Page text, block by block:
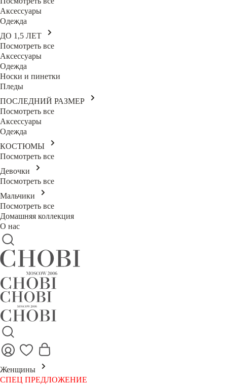
Аксессуары
Одежда
ДО 1,5 ЛЕТ
Посмотреть все
Аксессуары
Одежда
Носки и пинетки
Пледы
ПОСЛЕДНИЙ РАЗМЕР
Посмотреть все
Аксессуары
Одежда
КОСТЮМЫ
Посмотреть все
Девочки
Посмотреть все
Мальчики
Посмотреть все
Домашняя коллекция
О нас
Женщины
СПЕЦ ПРЕДЛОЖЕНИЕ